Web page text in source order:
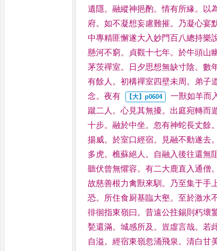
遺隱。融縱神挹酌。情有所緣。 以
府。如不凝想妄慮難摧。 乃凝心宴
中專精匪懈遂大入妙門百八總持樂
懸河不窮。 貞觀十七年。於牛頭山
茅茨禪室。 日夕思想無缺寸陰。數
有餘人 。初構禪室 四壁未周 。 弟子
念。夜有
一獸如羊而
蹴二人 。心見其無擾。 出庭宛轉而
十步。融於中坐。忽有神蛇長丈餘
揚威。於室口經宿。 見融不動遂去
多虎。樵蘇絕人 。 自融入後往還無
聽伏曾無懼容。有二大鹿直入通僧
故慈善根力禽獸來馴 。
乃至集于手
恐。 所住食厨基臨大壑。
至於激水
徘徊指東嶺曰 。昔遠公拄錫則朽壞
甃還滿。城感所及 。 豈虛言哉。若
自溢。經宿東嶺忽涌飛泉。清白甘